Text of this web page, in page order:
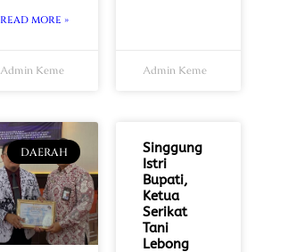
READ MORE »
Admin Keme Admin Keme
DAERAH
Singgung
Istri
Bupati,
Ketua
Serikat
Tani
Lebong